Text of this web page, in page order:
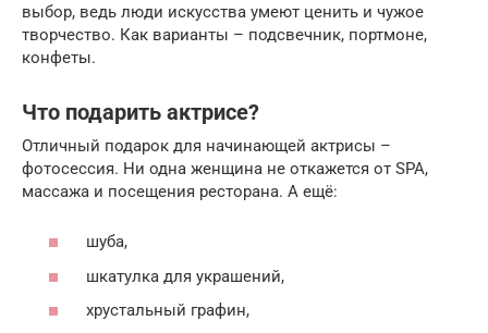
выбор, ведь люди искусства умеют ценить и чужое
творчество. Как варианты – подсвечник, портмоне,
конфеты.
Что подарить актрисе?
Отличный подарок для начинающей актрисы –
фотосессия. Ни одна женщина не откажется от SPA,
массажа и посещения ресторана. А ещё:
шуба,
шкатулка для украшений,
хрустальный графин,